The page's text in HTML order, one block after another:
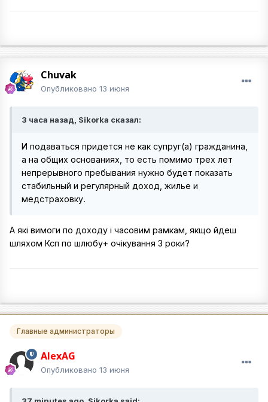
Chuvak
Опубликовано 13 июня
3 часа назад, Sikorka сказал:
И подаваться придется не как супруг(а) гражданина,
а на общих основаниях, то есть помимо трех лет
непрерывного пребывания нужно будет показать
стабильный и регулярный доход, жилье и
медстраховку.
А які вимоги по доходу і часовим рамкам, якщо йдеш
шляхом Ксп по шлюбу+ очікування 3 роки?
Главные администраторы
AlexAG
Опубликовано 13 июня